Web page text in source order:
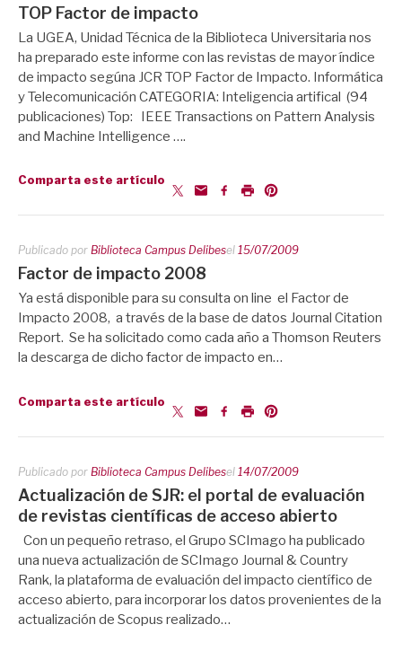
TOP Factor de impacto
La UGEA, Unidad Técnica de la Biblioteca Universitaria nos
ha preparado este informe con las revistas de mayor índice
de impacto segúna JCR TOP Factor de Impacto. Informática
y Telecomunicación CATEGORIA: Inteligencia artifical (94
publicaciones) Top: IEEE Transactions on Pattern Analysis
and Machine Intelligence ….
Comparta este artículo
Publicado por Biblioteca Campus Delibesel 15/07/2009
Factor de impacto 2008
Ya está disponible para su consulta on line el Factor de
Impacto 2008, a través de la base de datos Journal Citation
Report. Se ha solicitado como cada año a Thomson Reuters
la descarga de dicho factor de impacto en…
Comparta este artículo
Publicado por Biblioteca Campus Delibesel 14/07/2009
Actualización de SJR: el portal de evaluación
de revistas científicas de acceso abierto
Con un pequeño retraso, el Grupo SCImago ha publicado
una nueva actualización de SCImago Journal & Country
Rank, la plataforma de evaluación del impacto científico de
acceso abierto, para incorporar los datos provenientes de la
actualización de Scopus realizado…